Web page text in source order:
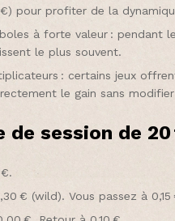
pour profiter de la
à forte valeur : pendant
le plus souvent.
: certains jeux
le gain sans
de session de
€ (wild). Vous passez à 0,15